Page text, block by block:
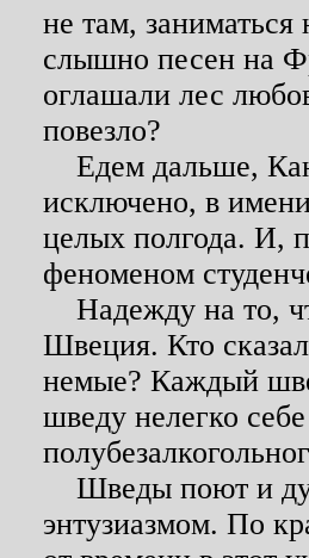
не там,
слышно песен на
оглашали лес
повезло?
Едем дальше,
исключено, в
целых полгода. И,
феноменом
Надежду на то,
Швеция. Кто
немые? Каждый
шведу нелегко
Шведы поют и
энтузиазмом. По